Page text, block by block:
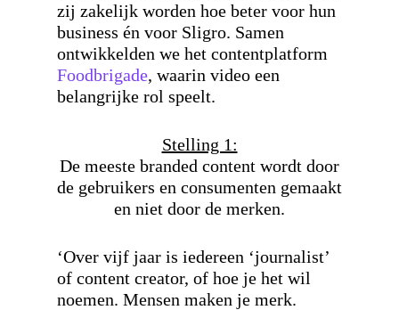
zij zakelijk worden hoe beter voor hun
business én voor Sligro. Samen
ontwikkelden we het contentplatform
Foodbrigade, waarin video een
belangrijke rol speelt.
Stelling 1:
De meeste branded content wordt door
de gebruikers en consumenten gemaakt
en niet door de merken.
‘Over vijf jaar is iedereen ‘journalist’
of content creator, of hoe je het wil
noemen. Mensen maken je merk.